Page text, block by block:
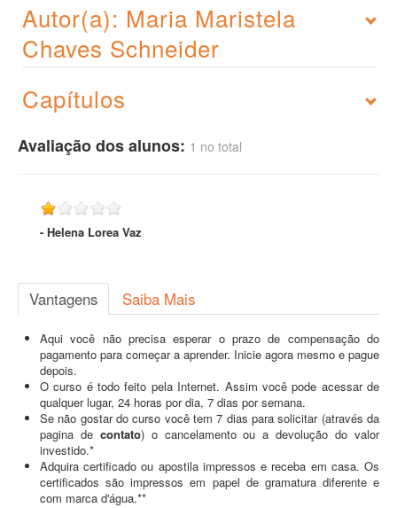
Autor(a): Maria Maristela
Chaves Schneider
Capítulos
Avaliação dos alunos: 1 no total
- Helena Lorea Vaz
Vantagens Saiba Mais
Aqui você não precisa esperar o prazo de compensação do
pagamento para começar a aprender. Inicie agora mesmo e pague
depois.
O curso é todo feito pela Internet. Assim você pode acessar de
qualquer lugar, 24 horas por dia, 7 dias por semana.
Se não gostar do curso você tem 7 dias para solicitar (através da
pagina de contato) o cancelamento ou a devolução do valor
investido.*
Adquira certificado ou apostila impressos e receba em casa. Os
certificados são impressos em papel de gramatura diferente e
com marca d'água.**